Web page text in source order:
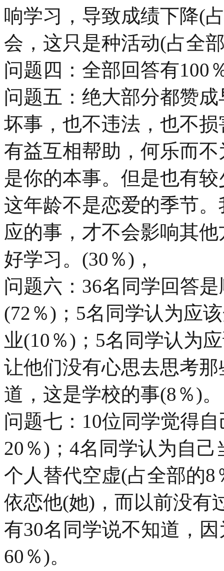
响学习，导致成绩下降(
会，这只是种活动(占全
问题四：全部回答有100
问题五：绝大部分都赞
坏事，也不违法，也不
有益互相帮助，何乐而
是你的本事。但是也有
这年龄不是恋爱的季节
应的事，才不会影响其
好学习。(30％)，
问题六：36名同学回答
(72％)；5名同学认为应
业(10％)；5名同学认为
让他们没有心思去思考
道，这是学校的事(8％)。
问题七：10位同学觉得
20％)；4名同学认为自
个人替代空虚(占全部的
依恋他(她)，而以前没有
有30名同学说不知道，
60％)。